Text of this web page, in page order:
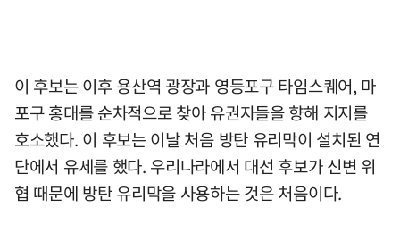
이 후보는 이후 용산역 광장과 영등포구 타임스퀘어, 마
포구 홍대를 순차적으로 찾아 유권자들을 향해 지지를
호소했다. 이 후보는 이날 처음 방탄 유리막이 설치된 연
단에서 유세를 했다. 우리나라에서 대선 후보가 신변 위
협 때문에 방탄 유리막을 사용하는 것은 처음이다.